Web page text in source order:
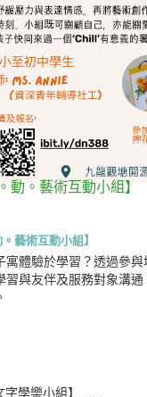
動。藝術互動小組】
藝術互動小組】
寓體驗於學習？透過參
習與友伴及服務對象溝